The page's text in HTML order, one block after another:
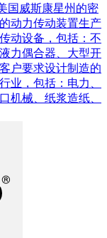
国威斯康星州的密
动力传动装置生产
动设备，包括：不
力偶合器、大型开
户要求设计制造的
业，包括：电力、
机械、纸浆造纸、